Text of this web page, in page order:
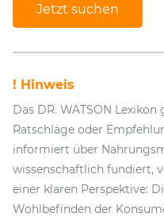
Jetzt suchen
! Hinweis
Das DR. WATSON
Ratschläge oder
informiert über
wissenschaftlich fundiert,
einer klaren Perspektive:
Wohlbefinden der